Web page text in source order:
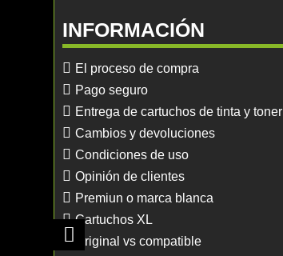
INFORMACIÓN
El proceso de compra
Pago seguro
Entrega de cartuchos de tinta y toner
Cambios y devoluciones
Condiciones de uso
Opinión de clientes
Premiun o marca blanca
Cartuchos XL
Original vs compatible